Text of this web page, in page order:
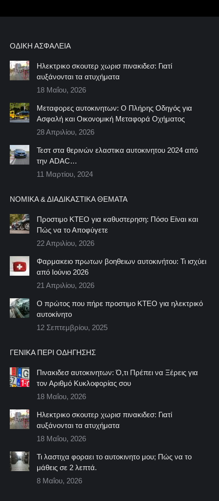
ΟΔΙΚΉ ΑΣΦΆΛΕΙΑ
Ηλεκτρικο σκουτερ χωρισ πινακιδεσ: Γιατί
αυξάνονται τα ατυχήματα
18 Μαΐου, 2026
Μεταφορες αυτοκινητων: Ο Πλήρης Οδηγός για
Ασφαλή και Οικονομική Μεταφορά Οχήματος
28 Απριλίου, 2026
Τεστ στα θερινών ελαστικα αυτοκινητου 2024 από
την ADAC…
11 Μαρτίου, 2024
ΝΟΜΙΚΆ & ΔΙΑΔΙΚΑΣΤΙΚΆ ΘΈΜΑΤΑ
Προστιμο ΚΤΕΟ για καθυστερηση: Πόσο Είναι και
Πώς να το Αποφύγετε
22 Απριλίου, 2026
Φαρμακειο πρωτων βοηθειων αυτοκινήτου: Τι ισχύει
από Ιούνιο 2026
21 Απριλίου, 2026
Ο πρώτος που πήρε προστιμο ΚΤΕΟ για ηλεκτρικό
αυτοκίνητο
12 Σεπτεμβρίου, 2025
ΓΕΝΙΚΆ ΠΕΡΊ ΟΔΉΓΗΣΗΣ
Πινακιδεσ αυτοκινητων: Ό,τι Πρέπει να Ξέρεις για
τον Αριθμό Κυκλοφορίας σου
18 Μαΐου, 2026
Ηλεκτρικο σκουτερ χωρισ πινακιδεσ: Γιατί
αυξάνονται τα ατυχήματα
18 Μαΐου, 2026
Τι λαστιχα φοραει το αυτοκινητο μου; Πώς να το
μάθεις σε 2 λεπτά.
8 Μαΐου, 2026